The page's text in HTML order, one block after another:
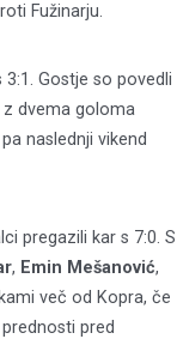
Fužinarju.
3:1. Gostje so povedli
dvema goloma
naslednji vikend
pregazili kar s 7:0. S
, Emin Mešanović,
več od Kopra, če
pred